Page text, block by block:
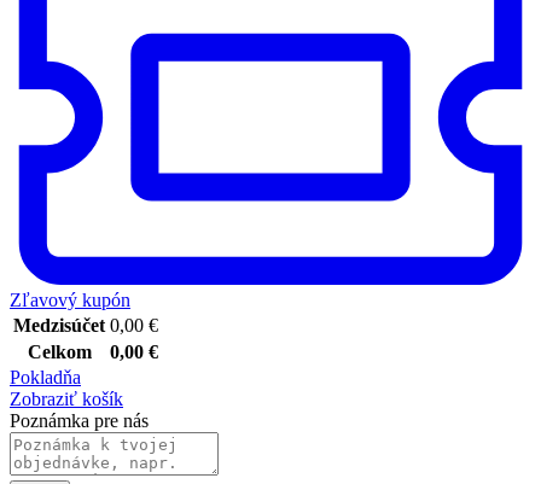
Zľavový kupón
Medzisúčet 0,00 €
Celkom
0,00 €
Pokladňa
Zobraziť košík
Poznámka pre nás